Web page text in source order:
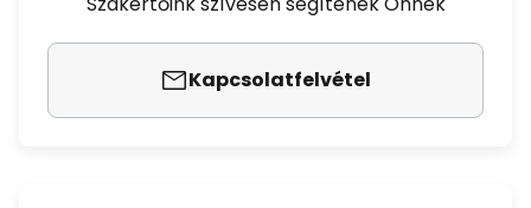
Kapcsolatfelvétel